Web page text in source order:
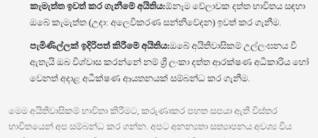
කැමැත්ත ඉවත් කර ගැනීමේ අයිතිය:ඕනෑම වේලාවක දත්ත භාවිතය සඳහා
ඔබේ කැමැත්ත (උදා: අලෙවිකරණ සන්නිවේදන) ඉවත් කර ගැනීම.
පැමිණිල්ලක් ඉදිරිපත් කිරීමේ අයිතිය:ඔබේ අයිතිවාසිකම් උල්ලංඝනය වී
ඇතැයි ඔබ විශ්වාස කරන්නේ නම් ශ්‍රී ලංකා දත්ත ආරක්ෂණ අධිකාරිය හෝ
වෙනත් අදාළ අධීක්ෂණ ආයතනයක් සම්බන්ධ කර ගැනීම.
මෙම අයිතිවාසිකම් භාවිතා කිරීමට, කරුණාකර පහත සපයා ඇති විස්තර
භාවිතයෙන් අප සම්බන්ධ කර ගන්න. අපට අනන්‍යතා සත්‍යාපනය අවශ්‍ය විය